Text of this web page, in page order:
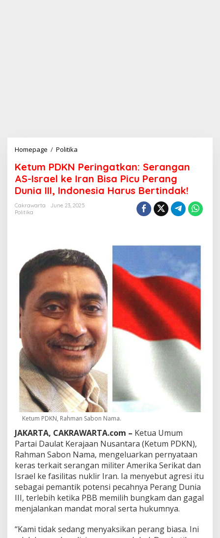
Homepage / Politika
t
u
m
P
D
i
n
g
t
k
a
n
:
S
e
r
a
n
g
a
n
A
S
-
I
s
r
a
e
k
e
I
r
n
Ketum PDKN Peringatkan: Serangan
AS-Israel ke Iran Bisa Picu Perang
Dunia III, Indonesia Harus Bertindak!
Cakrawarta
June 23, 2025
Politika
Ketum PDKN, Rahman Sabon Nama.
JAKARTA, CAKRAWARTA.com – Ketua Umum
Partai Daulat Kerajaan Nusantara (Ketum PDKN),
Rahman Sabon Nama, mengeluarkan pernyataan
keras terkait serangan militer Amerika Serikat dan
Israel ke fasilitas nuklir Iran. Ia menyebut agresi itu
sebagai pemantik potensi pecahnya Perang Dunia
III, terlebih ketika PBB memilih bungkam dan gagal
menjalankan mandat moral serta hukumnya.
“Kami tidak sedang menyaksikan perang biasa. Ini